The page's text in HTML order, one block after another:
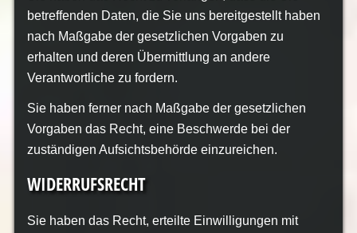
betreffenden Daten, die Sie uns bereitgestellt haben
nach Maßgabe der gesetzlichen Vorgaben zu
erhalten und deren Übermittlung an andere
Verantwortliche zu fordern.
Sie haben ferner nach Maßgabe der gesetzlichen
Vorgaben das Recht, eine Beschwerde bei der
zuständigen Aufsichtsbehörde einzureichen.
WIDERRUFSRECHT
Sie haben das Recht, erteilte Einwilligungen mit